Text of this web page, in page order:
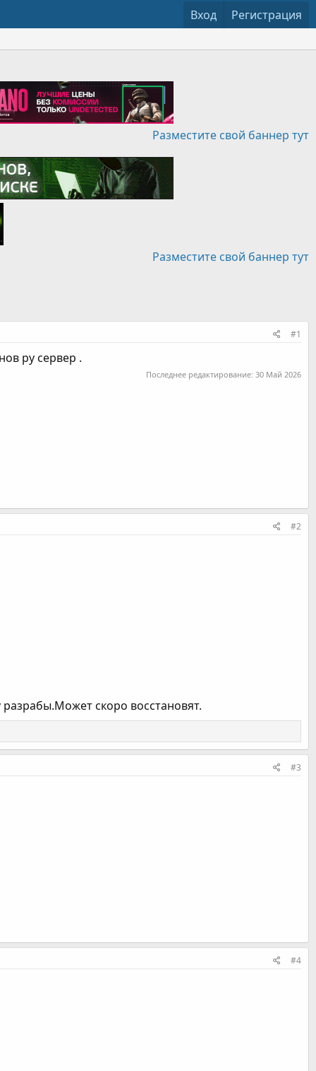
Вход Регистрация
Разместите свой баннер тут
Разместите свой баннер тут
#1
ру сервер .
Последнее редактирование: 30 Май 2026
#2
разрабы.Может скоро восстановят.
#3
#4